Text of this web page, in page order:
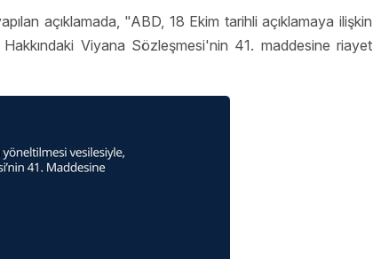
açıklamada, "ABD, 18 Ekim tarihli açıklamaya ilişkin
Viyana Sözleşmesi'nin 41. maddesine riayet